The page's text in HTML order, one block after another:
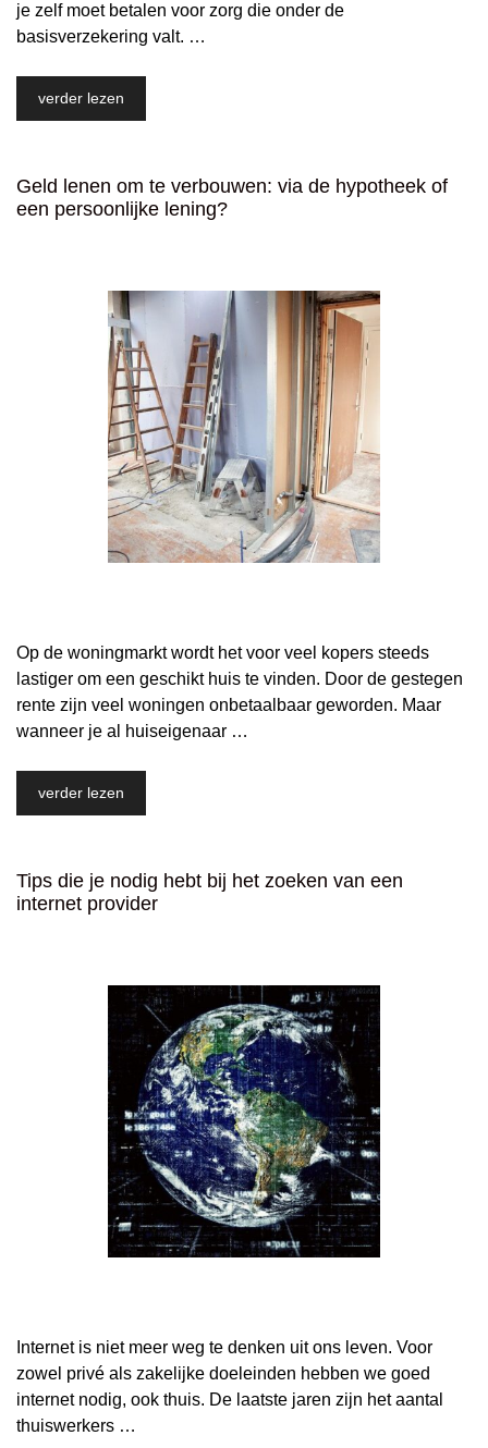
je zelf moet betalen voor zorg die onder de
basisverzekering valt. …
verder lezen
Geld lenen om te verbouwen: via de hypotheek of
een persoonlijke lening?
Op de woningmarkt wordt het voor veel kopers steeds
lastiger om een geschikt huis te vinden. Door de gestegen
rente zijn veel woningen onbetaalbaar geworden. Maar
wanneer je al huiseigenaar …
verder lezen
Tips die je nodig hebt bij het zoeken van een
internet provider
Internet is niet meer weg te denken uit ons leven. Voor
zowel privé als zakelijke doeleinden hebben we goed
internet nodig, ook thuis. De laatste jaren zijn het aantal
thuiswerkers …